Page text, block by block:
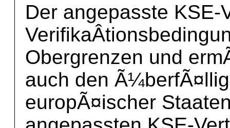
Der angepasste
Obergrenzen und
auch den
europÃ¤ischer